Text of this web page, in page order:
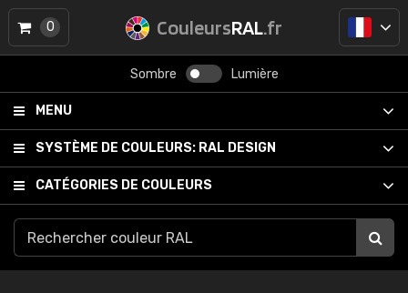
CouleursRAL.fr
Sombre Lumière
MENU
SYSTÈME DE COULEURS: RAL DESIGN
CATÉGORIES DE COULEURS
0